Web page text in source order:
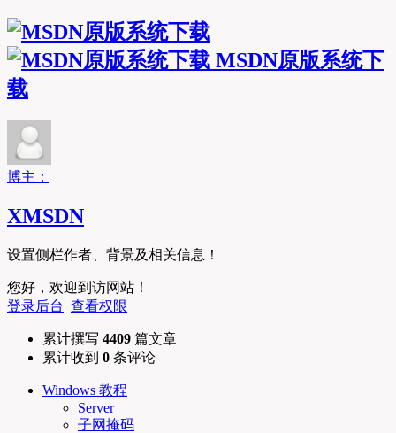
MSDN原版系统下
载
博主：
XMSDN
设置侧栏作者、背景及相关信息！
您好，欢迎到访网站！
登录后台 查看权限
累计撰写 4409 篇文章
累计收到 0 条评论
Windows 教程
Server
子网掩码